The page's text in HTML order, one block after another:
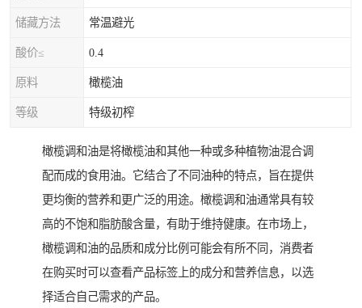
储藏方法 常温避光
酸价≤ 0.4
原料 橄榄油
等级 特级初榨
橄榄调和油是将橄榄油和其他一种或多种植物油混合调
配而成的食用油。它结合了不同油种的特点，旨在提供
更均衡的营养和更广泛的用途。橄榄调和油通常具有较
高的不饱和脂肪酸含量，有助于维持健康。在市场上，
橄榄调和油的品质和成分比例可能会有所不同，消费者
在购买时可以查看产品标签上的成分和营养信息，以选
择适合自己需求的产品。